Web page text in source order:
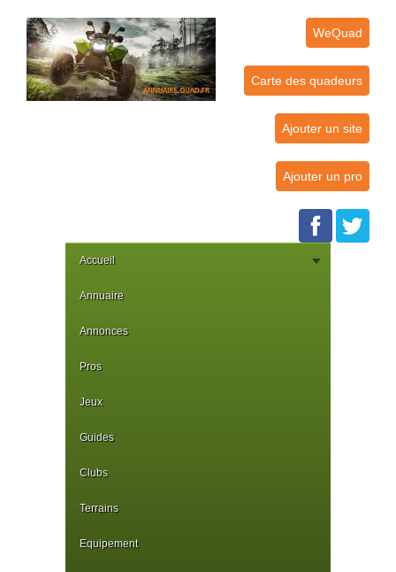
WeQuad
Carte des quadeurs
Ajouter un site
Ajouter un pro
Accueil
Annuaire
Annonces
Pros
Jeux
Guides
Clubs
Terrains
Equipement